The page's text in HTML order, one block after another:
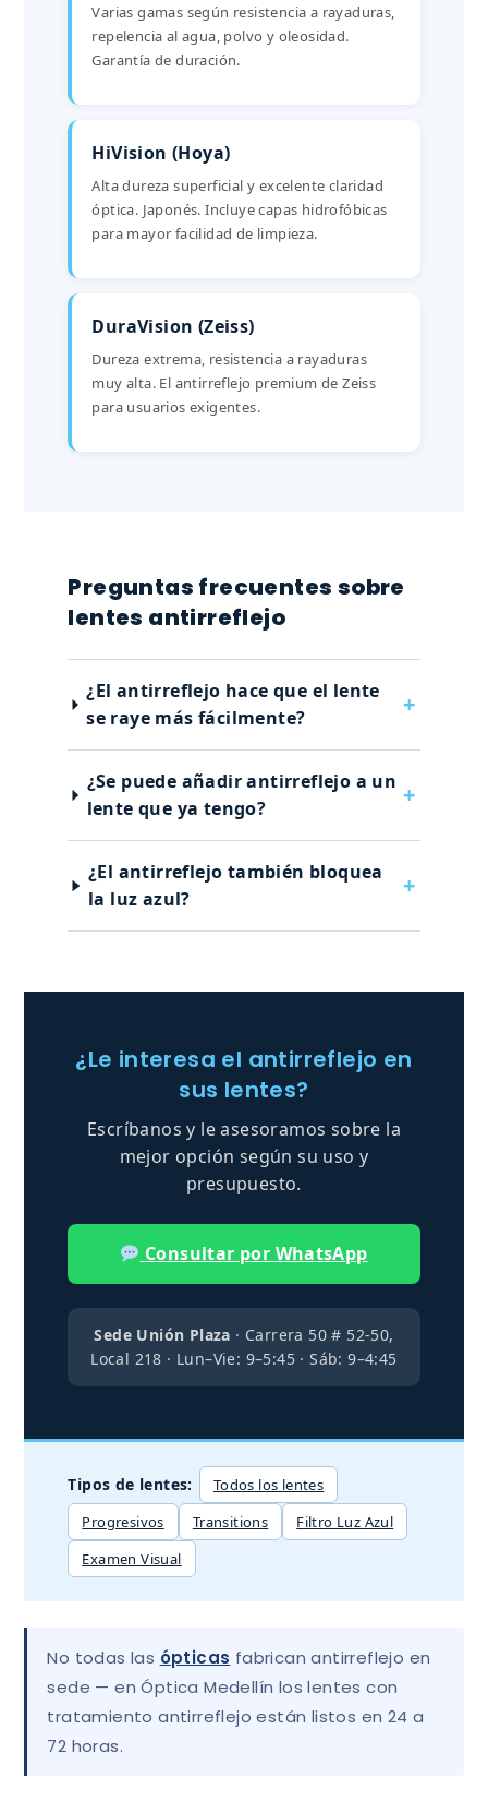
Varias gamas según resistencia a rayaduras,
repelencia al agua, polvo y oleosidad.
Garantía de duración.
HiVision (Hoya)
Alta dureza superficial y excelente claridad
óptica. Japonés. Incluye capas hidrofóbicas
para mayor facilidad de limpieza.
DuraVision (Zeiss)
Dureza extrema, resistencia a rayaduras
muy alta. El antirreflejo premium de Zeiss
para usuarios exigentes.
Preguntas frecuentes sobre
lentes antirreflejo
¿El antirreflejo hace que el lente
se raye más fácilmente?
¿Se puede añadir antirreflejo a un
lente que ya tengo?
¿El antirreflejo también bloquea
la luz azul?
¿Le interesa el antirreflejo en
sus lentes?
Escríbanos y le asesoramos sobre la
mejor opción según su uso y
presupuesto.
Consultar por WhatsApp
Sede Unión Plaza · Carrera 50 # 52-50,
Local 218 · Lun–Vie: 9–5:45 · Sáb: 9–4:45
Tipos de lentes:
Todos los lentes
Progresivos
Transitions
Filtro Luz Azul
Examen Visual
No todas las ópticas fabrican antirreflejo en
sede — en Óptica Medellín los lentes con
tratamiento antirreflejo están listos en 24 a
72 horas.